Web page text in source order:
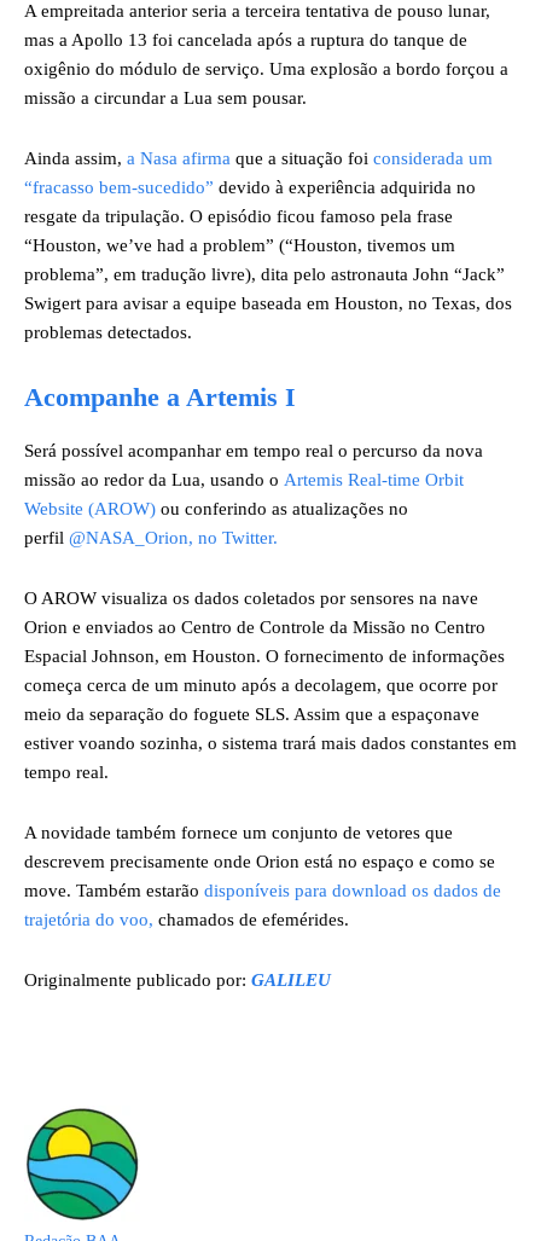
A empreitada anterior seria a terceira tentativa de pouso lunar,
mas a Apollo 13 foi cancelada após a ruptura do tanque de
oxigênio do módulo de serviço. Uma explosão a bordo forçou a
missão a circundar a Lua sem pousar.
Ainda assim, a Nasa afirma que a situação foi considerada um
“fracasso bem-sucedido” devido à experiência adquirida no
resgate da tripulação. O episódio ficou famoso pela frase
“Houston, we’ve had a problem” (“Houston, tivemos um
problema”, em tradução livre), dita pelo astronauta John “Jack”
Swigert para avisar a equipe baseada em Houston, no Texas, dos
problemas detectados.
Acompanhe a Artemis I
Será possível acompanhar em tempo real o percurso da nova
missão ao redor da Lua, usando o Artemis Real-time Orbit
Website (AROW) ou conferindo as atualizações no
perfil @NASA_Orion, no Twitter.
O AROW visualiza os dados coletados por sensores na nave
Orion e enviados ao Centro de Controle da Missão no Centro
Espacial Johnson, em Houston. O fornecimento de informações
começa cerca de um minuto após a decolagem, que ocorre por
meio da separação do foguete SLS. Assim que a espaçonave
estiver voando sozinha, o sistema trará mais dados constantes em
tempo real.
A novidade também fornece um conjunto de vetores que
descrevem precisamente onde Orion está no espaço e como se
move. Também estarão disponíveis para download os dados de
trajetória do voo, chamados de efemérides.
Originalmente publicado por: GALILEU